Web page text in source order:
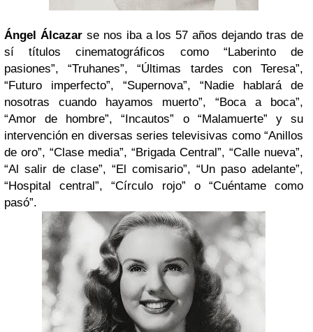
Ángel Álcazarse nos iba a los 57 años dejando tras de
sí títulos cinematográficos como “Laberinto de
pasiones”, “Truhanes”, “Últimas tardes con Teresa”,
“Futuro imperfecto”, “Supernova”, “Nadie hablará de
nosotras cuando hayamos muerto”, “Boca a boca”,
“Amor de hombre”, “Incautos” o “Malamuerte” y su
intervención en diversas series televisivas como “Anillos
de oro”, “Clase media”, “Brigada Central”, “Calle nueva”,
“Al salir de clase”, “El comisario”, “Un paso adelante”,
“Hospital central”, “Círculo rojo” o “Cuéntame como
pasó”.